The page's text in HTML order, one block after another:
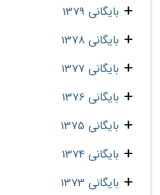
بایگانی 1379
بایگانی 1378
بایگانی 1377
بایگانی 1376
بایگانی 1375
بایگانی 1374
بایگانی 1373